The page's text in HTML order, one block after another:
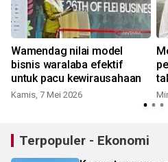
Wamendag nilai model
bisnis waralaba efektif
untuk pacu kewirausahaan
Kamis, 7 Mei 2026
Terpopuler - Ekonomi